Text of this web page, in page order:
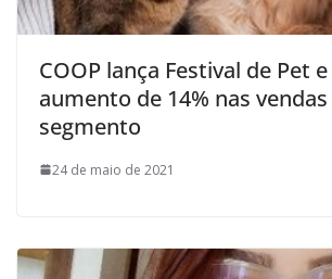
COOP lança Festival de Pet
aumento de 14% nas
segmento
24 de maio de 2021